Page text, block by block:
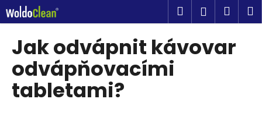
na
obsah
Hledat
Jak odvápnit kávovar
odvápňovacími
tabletami?
K
o
C
o
p